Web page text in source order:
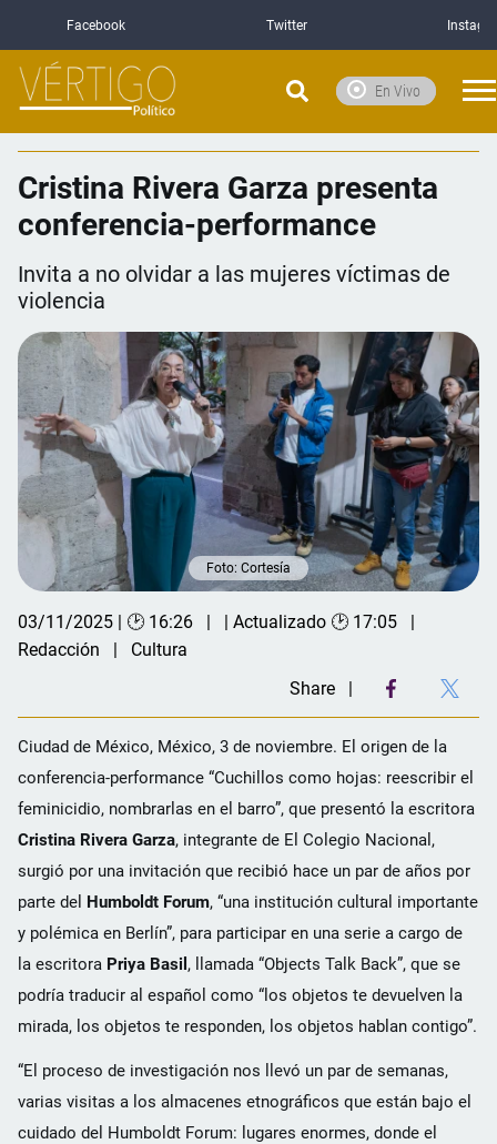
Facebook Twitter
En Vivo
Cristina Rivera Garza presenta
conferencia-performance
Invita a no olvidar a las mujeres víctimas de
violencia
Foto: Cortesía
03/11/2025 | 🕑 16:26
| Actualizado 🕑 17:05
Redacción
Cultura
Share
Ciudad de México, México, 3 de noviembre. El origen de la
conferencia-performance “Cuchillos como hojas: reescribir el
feminicidio, nombrarlas en el barro”, que presentó la escritora
Cristina Rivera Garza, integrante de El Colegio Nacional,
surgió por una invitación que recibió hace un par de años por
parte del Humboldt Forum, “una institución cultural importante
y polémica en Berlín”, para participar en una serie a cargo de
la escritora Priya Basil , llamada “Objects Talk Back”, que se
podría traducir al español como “los objetos te devuelven la
mirada, los objetos te responden, los objetos hablan contigo”.
“El proceso de investigación nos llevó un par de semanas,
varias visitas a los almacenes etnográficos que están bajo el
cuidado del Humboldt Forum: lugares enormes, donde el